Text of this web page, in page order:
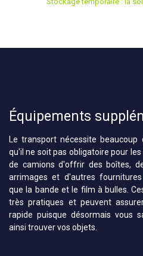
Équipements
Le transport nécessite
qu'il ne soit pas obligatoire pour
de camions d'offrir des boîtes,
arrimages et d'autres
que la bande et le film à bulles.
très pratiques et peuvent
rapide puisque désormais vous
ainsi trouver vos objets.